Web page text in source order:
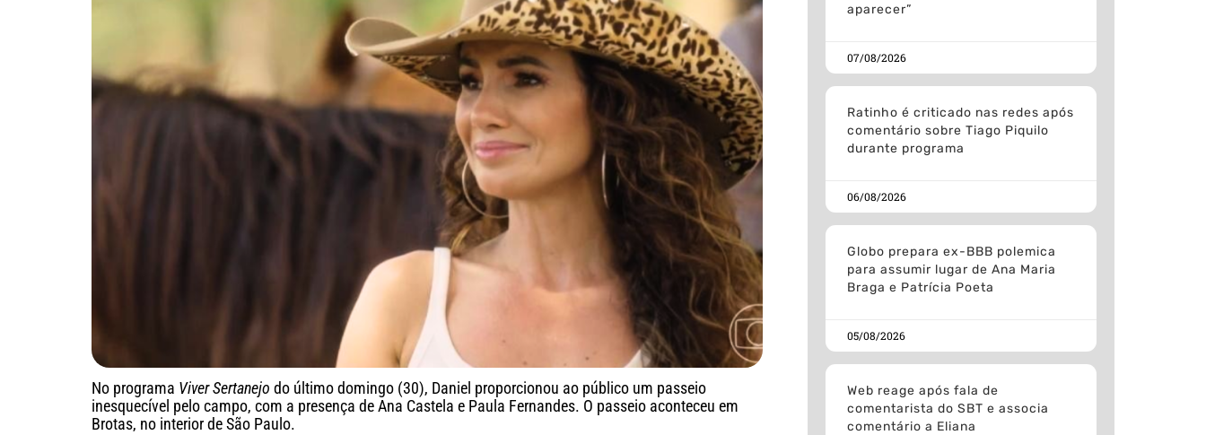
No programa Viver Sertanejo do último domingo (30), Daniel proporcionou ao público um passeio
inesquecível pelo campo, com a presença de Ana Castela e Paula Fernandes. O passeio aconteceu em
Brotas, no interior de São Paulo.
aparecer”
07/08/2026
Ratinho é criticado nas redes após
comentário sobre Tiago Piquilo
durante programa
06/08/2026
Globo prepara ex-BBB polemica
para assumir lugar de Ana Maria
Braga e Patrícia Poeta
05/08/2026
Web reage após fala de
comentarista do SBT e associa
comentário a Eliana